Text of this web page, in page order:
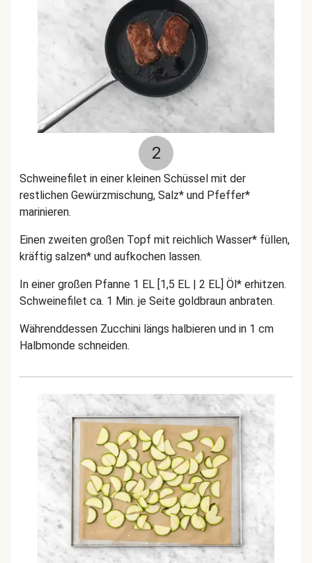
2
Schweinefilet in einer kleinen Schüssel mit der
restlichen Gewürzmischung, Salz* und Pfeffer*
marinieren.
Einen zweiten großen Topf mit reichlich Wasser* füllen,
kräftig salzen* und aufkochen lassen.
In einer großen Pfanne 1 EL [1,5 EL | 2 EL] Öl* erhitzen.
Schweinefilet ca. 1 Min. je Seite goldbraun anbraten.
Währenddessen Zucchini längs halbieren und in 1 cm
Halbmonde schneiden.